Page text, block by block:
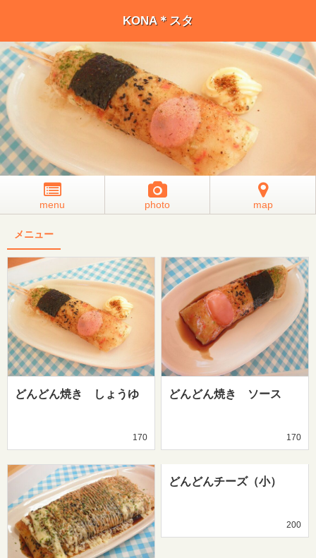
KONA＊スタ
menu photo map
メニュー
どんどん焼き しょうゆ
170
どんどん焼き ソース
170
どんどんチーズ（小）
200